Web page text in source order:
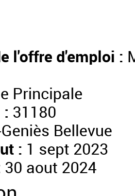
l'offre d'emploi :
Principale
: 31180
Bellevue
: 1 sept 2023
30 aout 2024